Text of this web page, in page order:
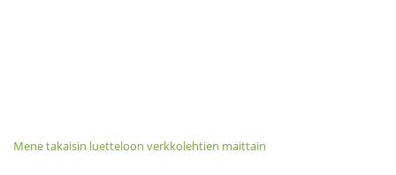
Mene takaisin luetteloon verkkolehtien maittain